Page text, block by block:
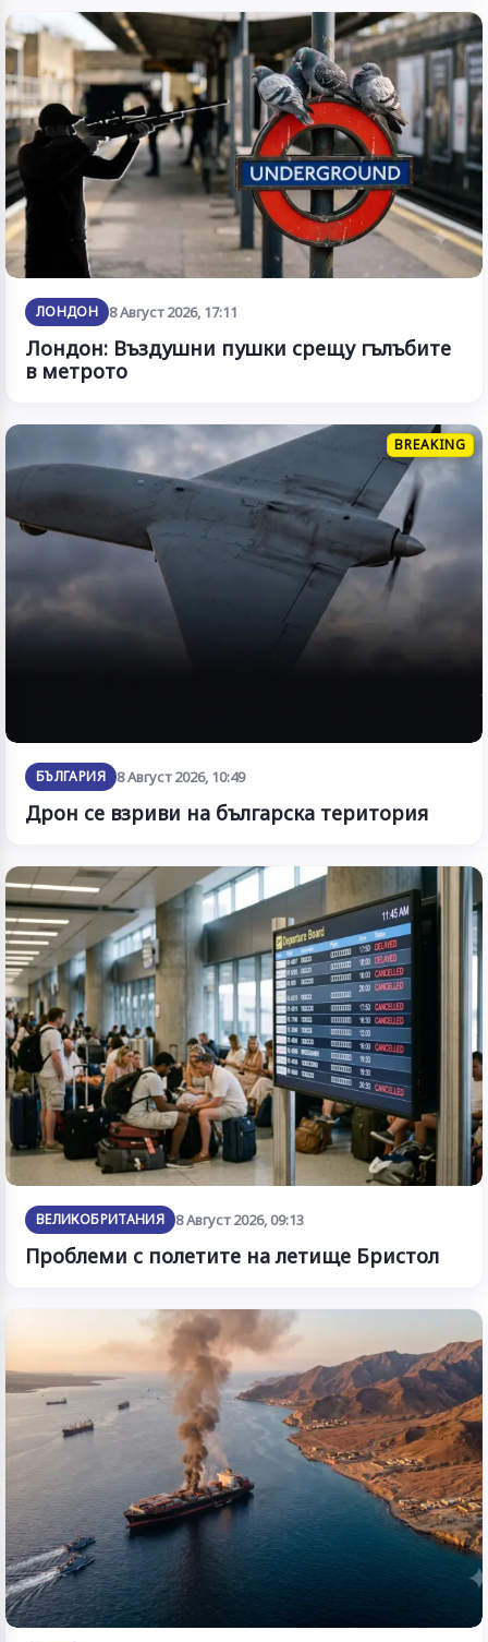
ЛОНДОН 8 Август 2026, 17:11
Лондон: Въздушни пушки срещу гълъбите
в метрото
BREAKING
БЪЛГАРИЯ 8 Август 2026, 10:49
Дрон се взриви на българска територия
ВЕЛИКОБРИТАНИЯ 8 Август 2026, 09:13
Проблеми с полетите на летище Бристол